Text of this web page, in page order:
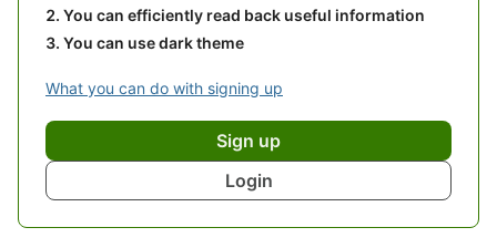
You can efficiently read back useful information
You can use dark theme
What you can do with signing up
Sign up
Login